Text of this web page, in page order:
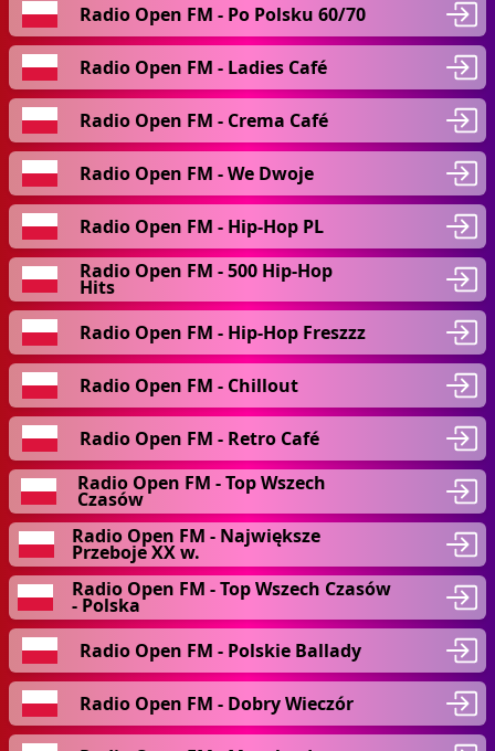
Radio Open FM - Po Polsku 60/70
Radio Open FM - Ladies Café
Radio Open FM - Crema Café
Radio Open FM - We Dwoje
Radio Open FM - Hip-Hop PL
Radio Open FM - 500 Hip-Hop
Hits
Radio Open FM - Hip-Hop Freszzz
Radio Open FM - Chillout
Radio Open FM - Retro Café
Radio Open FM - Top Wszech
Czasów
Radio Open FM - Największe
Przeboje XX w.
Radio Open FM - Top Wszech Czasów
- Polska
Radio Open FM - Polskie Ballady
Radio Open FM - Dobry Wieczór